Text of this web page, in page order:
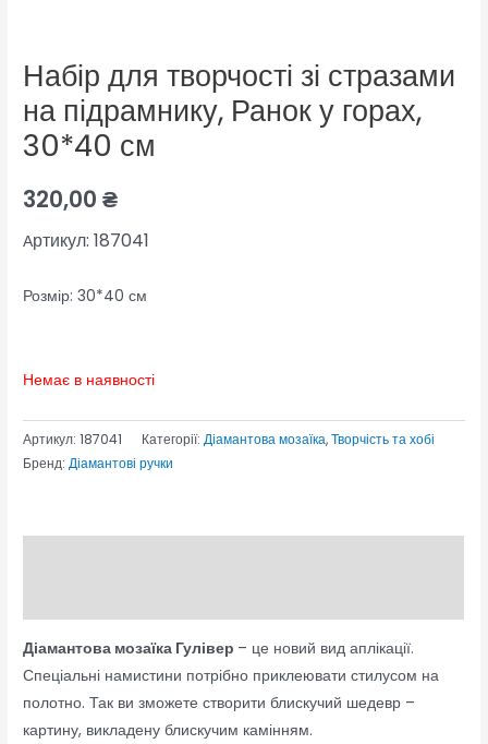
Набір для творчості зі стразами
на підрамнику, Ранок у горах,
30*40 см
320,00₴
Артикул: 187041
Розмір: 30*40 см
Немає в наявності
Артикул:187041 Категорії:Діамантова мозаїка,Творчість та хобі
Бренд:Діамантові ручки
Діамантова мозаїка Гулівер – це новий вид аплікації.
Спеціальні намистини потрібно приклеювати стилусом на
полотно. Так ви зможете створити блискучий шедевр –
картину, викладену блискучим камінням.